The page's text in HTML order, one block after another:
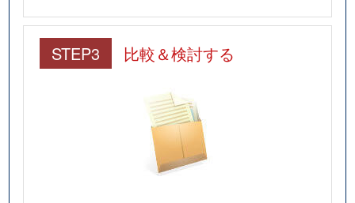
STEP3 比較＆検討する